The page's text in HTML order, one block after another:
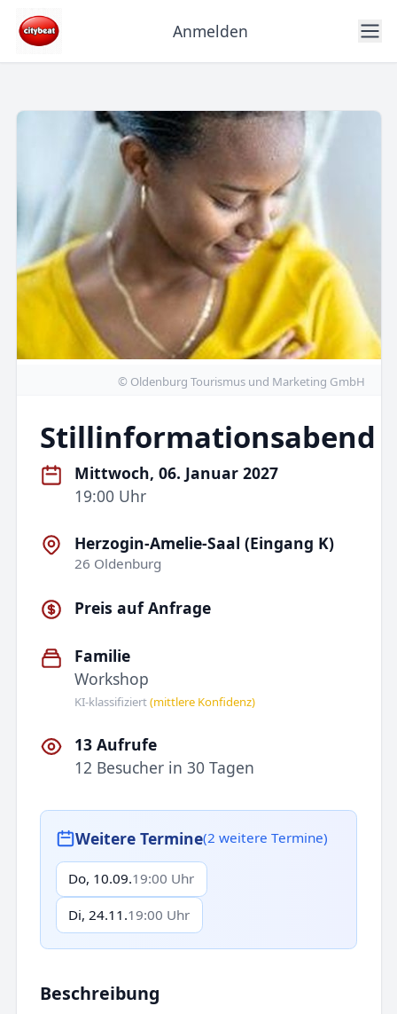
Anmelden
© Oldenburg Tourismus und Marketing GmbH
Stillinformationsabend
Mittwoch, 06. Januar 2027
19:00 Uhr
Herzogin-Amelie-Saal (Eingang K)
26 Oldenburg
Preis auf Anfrage
Familie
Workshop
KI-klassifiziert(mittlere Konfidenz)
13 Aufrufe
12 Besucher in 30 Tagen
Weitere Termine(2 weitere Termine)
Do, 10.09.19:00 Uhr
Di, 24.11.19:00 Uhr
Beschreibung